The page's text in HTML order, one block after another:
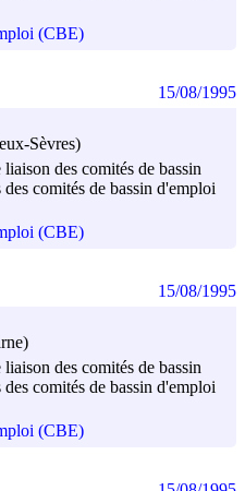
(CBE)
Sèvres)
des comités de bassin
comités de bassin d'emploi
(CBE)
15/08/1995
des comités de bassin
comités de bassin d'emploi
(CBE)
15/08/1995